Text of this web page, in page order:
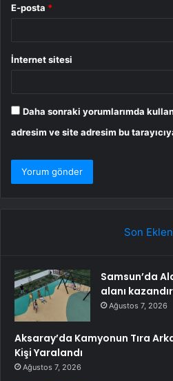
E-posta *
İnternet sitesi
Daha sonraki yorumlarımda
adresim ve site adresim bu
Son
Samsun’da
alanı
Ağustos 7, 2026
Aksaray’da Kamyonun Tıra
Kişi Yaralandı
Ağustos 7, 2026